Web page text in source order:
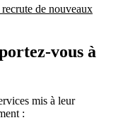
de nouveaux
vous à
mis à leur
: